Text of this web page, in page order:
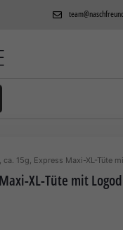
15g, Express Maxi-XL-Tüte
XL-Tüte mit